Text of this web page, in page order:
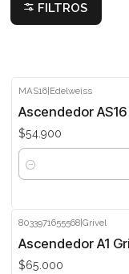
FILTROS
MAS16|Edelweiss
Ascendedor
$54.900
Cantidad
8033971655568|Grivel
Ascendedor A1
$65.000